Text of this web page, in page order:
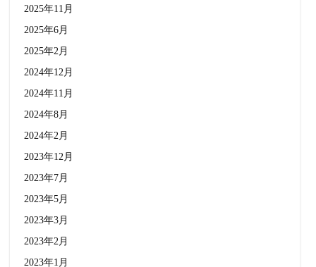
2025年11月
2025年6月
2025年2月
2024年12月
2024年11月
2024年8月
2024年2月
2023年12月
2023年7月
2023年5月
2023年3月
2023年2月
2023年1月